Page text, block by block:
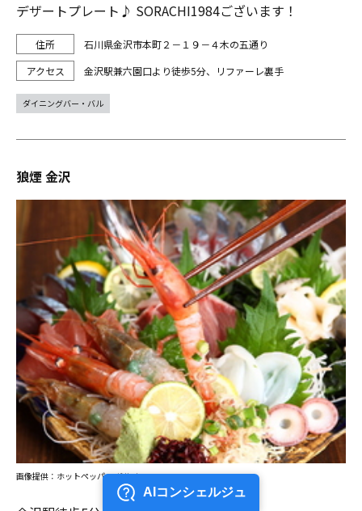
デザートプレート♪ SORACHI1984ございます！
石川県金沢市本町２－１９－４木の五通り
金沢駅兼六園口より徒歩5分、リファーレ裏手
ダイニングバー・バル
狼煙 金沢
画像提供：ホットペッパー グルメ